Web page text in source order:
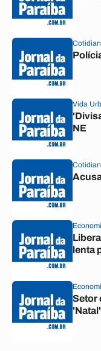
Vida
NE
lenta
Setor
'Natal'